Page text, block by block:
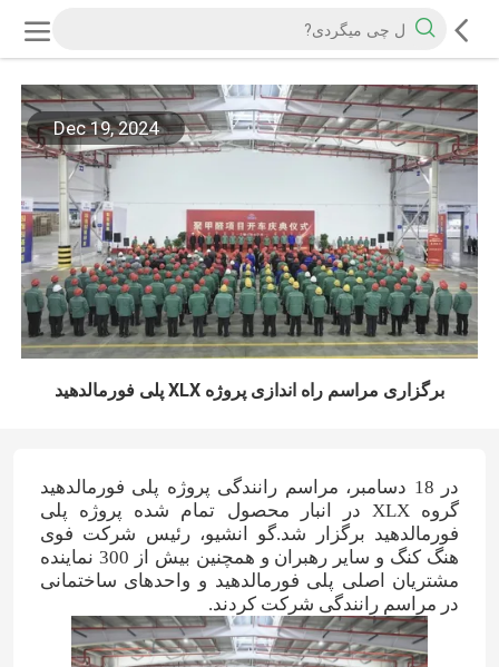
Dec 19, 2024
برگزاری مراسم راه اندازی پروژه XLX پلی فورمالدهید
در 18 دسامبر، مراسم رانندگی پروژه پلی فورمالدهید
گروه XLX در انبار محصول تمام شده پروژه پلی
فورمالدهید برگزار شد.گو انشيو، رئیس شرکت فوی
هنگ کنگ و سایر رهبران و همچنین بیش از 300 نماینده
مشتریان اصلی پلی فورمالدهید و واحدهای ساختمانی
در مراسم رانندگی شرکت کردند.